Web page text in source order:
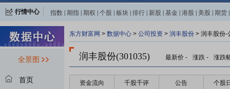
行情中心 指数 期指 期权 个股 板块 排行 新股 基金 港股 美股 期货
全景图
首页
东方财富网 > 数据中心 > 公司投资 > 润丰股份 > 润丰股份-
润丰股份(301035) 最新价 - 涨跌 - 涨跌
资金流向 千股千评 公告 个股